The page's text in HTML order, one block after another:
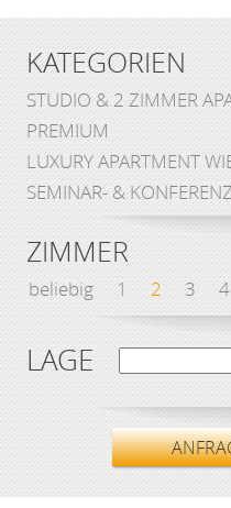
KATEGORIEN
STUDIO & 2 ZIMMER
PREMIUM
LUXURY APARTMENT
SEMINAR- &
ZIMMER
beliebig 1 2 3 4
LAGE